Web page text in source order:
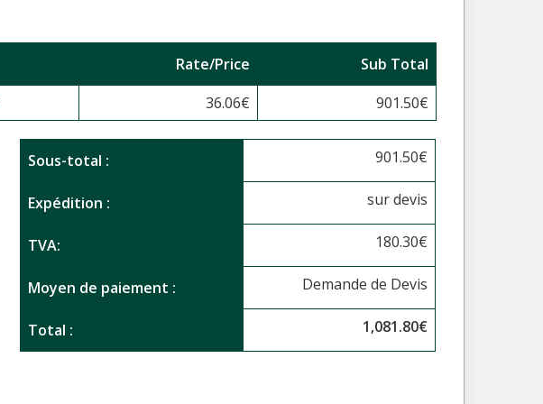
Rate/Price
Sub Total
36.06€ 901.50€
Sous-total : 901.50€
Expédition : sur devis
TVA: 180.30€
Moyen de paiement : Demande de Devis
Total : 1,081.80€